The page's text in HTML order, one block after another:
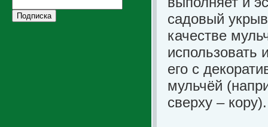
садовый
качестве
использовать
его с
мульчёй
сверху – кору).